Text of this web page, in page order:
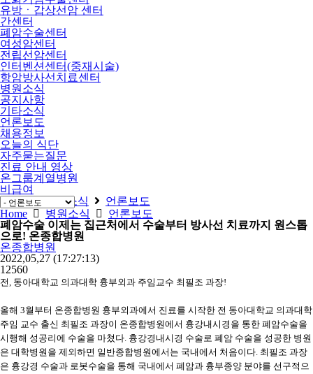
유방ㆍ갑상선암 센터
간센터
폐암수술센터
여성암센터
전립선암센터
인터벤션센터(중재시술)
항암방사선치료센터
병원소식
공지사항
기타소식
언론보도
채용정보
오늘의 식단
자주묻는질문
진료 안내 영상
온그룹계열병원
비급여
Home
병원소식
언론보도
Home
병원소식
언론보도
폐암수술 이제는 집근처에서 수술부터 방사선 치료까지 원스톱
으로! 온종합병원
온종합병원
2022,05,27 (17:27:13)
12560
전, 동아대학교 의과대학 흉부외과 주임교수 최필조 과장!
올해 3월부터 온종합병원 흉부외과에서 진료를 시작한 전 동아대학교 의과대학
주임 교수 출신 최필조 과장이 온종합병원에서 흉강내시경을 통한 폐암수술을
시행해 성공리에 수술을 마쳤다. 흉강경내시경 수술로 폐암 수술을 성공한 병원
은 대학병원을 제외하면 일반종합병원에서는 국내에서 처음이다. 최필조 과장
은 흉강경 수술과 로봇수술을 통해 국내에서 폐암과 흉부종양 분야를 선구적으